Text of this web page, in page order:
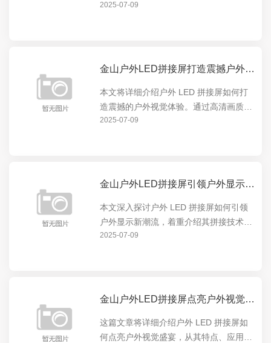
域的独特优势和创新应用，包括高清画
2025-07-09
金山户外LED拼接屏打造震撼户外视觉体验
本文将详细介绍户外 LED 拼接屏如何打
造震撼的户外视觉体验。通过高清画质、
超大尺寸和灵活拼接等特点，为户外场景
2025-07-09
金山户外LED拼接屏引领户外显示新潮流
本文深入探讨户外 LED 拼接屏如何引领
户外显示新潮流，着重介绍其拼接技术的
优势与创新，展现其在户外显示领域的卓
2025-07-09
金山户外LED拼接屏点亮户外视觉盛宴
这篇文章将详细介绍户外 LED 拼接屏如
何点亮户外视觉盛宴，从其特点、应用场